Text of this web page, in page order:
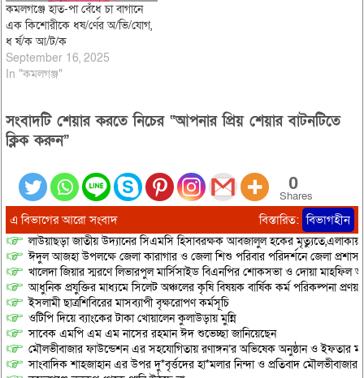
কমলগঞ্জে হাত-পা বেঁধে চা বাগানে
এক কিশোরীকে ধষ/র্ণের অ/ভি/যোগ,
ধ র্ষ/ক আ/ট/ক
September 16, 2025
In "কমলগঞ্জ"
সংবাদটি শেয়ার করতে নিচের “আপনার প্রিয় শেয়ার বাটনটিতে
ক্লিক করুন”
0
Shares
এ বিভাগের আরো সংবাদ বিস্তারিত: বিভাগহীন
লাউয়াছড়া জাতীয় উদ্যানের সিএমসি হিসাবরক্ষক আবজালুল হকের মৃত্যুতে,এলাকায়
ঈদুল আজহা উপলক্ষে জেলা কারাগার ও জেলা শিশু পরিবার পরিদর্শনে জেলা
খালেদা জিয়ার স্মরণে লিভারপুল মার্সিসাইড বিএনপির শোকসভা ও দোয়া মাহফিল
আধুনিক প্রযুক্তির মাধ্যমে সিলেট অঞ্চলের কৃষি বিষয়ক বার্ষিক কর্ম পরিকল্পনা
ইসলামী ছাত্রশিবিরের মাসব্যাপী বৃক্ষরোপণ কর্মসূচি
ওটিপি দিয়ে ব্যাংকের টাকা খোয়ালেন কুলাউড়ায় মুন্নি
সাবেক এমপি এম এম নাসের রহমান ঈদ শুভেচ্ছা জানিয়েছেন
মৌলভীবাজার ফাউন্ডেশন এর সহযোগিতায় রণাঙ্গন’র অভিষেক অনুষ্ঠান ও ইফতার
সাংবাদিক শাহজাহান এর উপর দু*বৃর্ত্তদের হা*মলার নিন্দা ও প্রতিবাদ মৌলভীবাজার